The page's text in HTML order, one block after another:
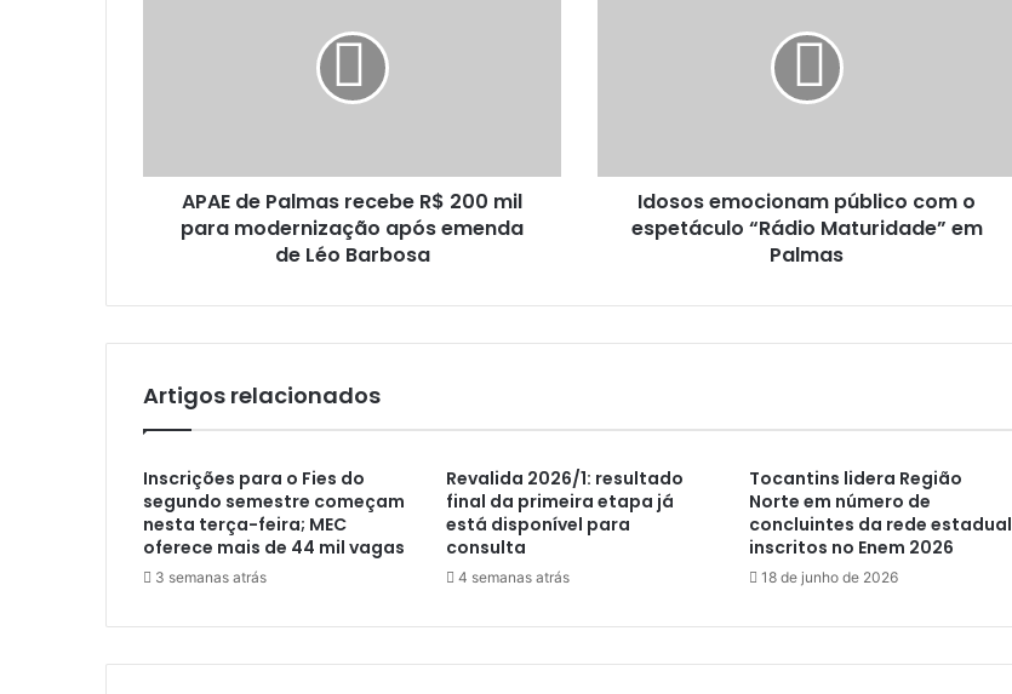
APAE de Palmas recebe R$ 200 mil
para modernização após emenda
de Léo Barbosa
Idosos emocionam público com o
espetáculo “Rádio Maturidade” em
Palmas
Artigos relacionados
Inscrições para o Fies do
segundo semestre começam
nesta terça-feira; MEC
oferece mais de 44 mil vagas
3 semanas atrás
Revalida 2026/1: resultado
final da primeira etapa já
está disponível para
consulta
4 semanas atrás
Tocantins lidera Região
Norte em número de
concluintes da rede estadual
inscritos no Enem 2026
18 de junho de 2026